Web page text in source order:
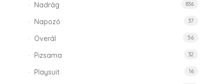
Nadrág 836
Napozó 37
Overál 56
Pizsama 32
Playsuit 16